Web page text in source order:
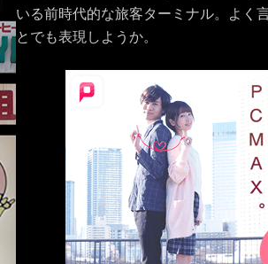
いる前時代的な旅客ターミナル。よく
とでも表現しようか。